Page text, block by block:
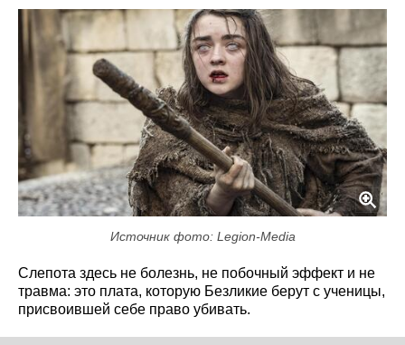
Источник фото: Legion-Media
Слепота здесь не болезнь, не побочный эффект и не
травма: это плата, которую Безликие берут с ученицы,
присвоившей себе право убивать.